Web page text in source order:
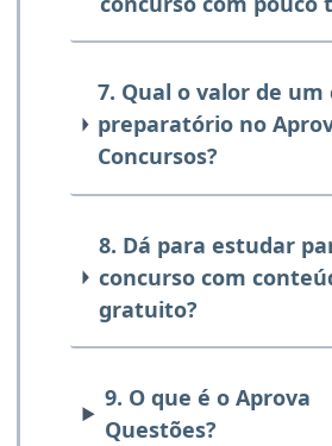
7. Qual o valor de um
preparatório no
Concursos?
8. Dá para estudar
concurso com
gratuito?
9. O que é o Aprova
Questões?